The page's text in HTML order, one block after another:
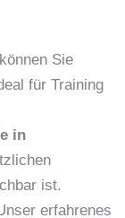
Sie
für Training
in
ist.
erfahrenes